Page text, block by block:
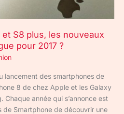
et S8 plus, les nouveaux
pour 2017 ?
lancement des smartphones de
8 de chez Apple et les Galaxy
Chaque année qui s’annonce est
de Smartphone de découvrir une